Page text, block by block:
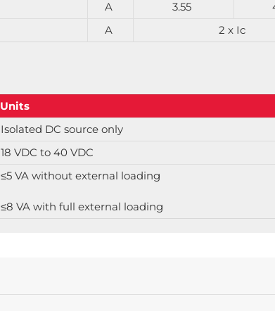
A 3.55
A 2 x Ic
Units
Isolated DC source only
18 VDC to 40 VDC
≤5 VA without external loading
≤8 VA with full external loading